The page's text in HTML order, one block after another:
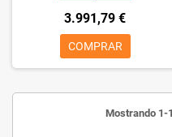
3.991,79 €
COMPRAR
Mostrando 1-